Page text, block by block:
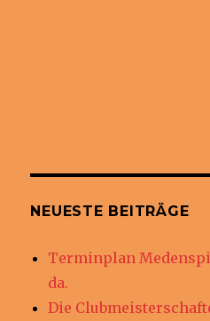
NEUESTE BEITRÄGE
Terminplan
da.
Die